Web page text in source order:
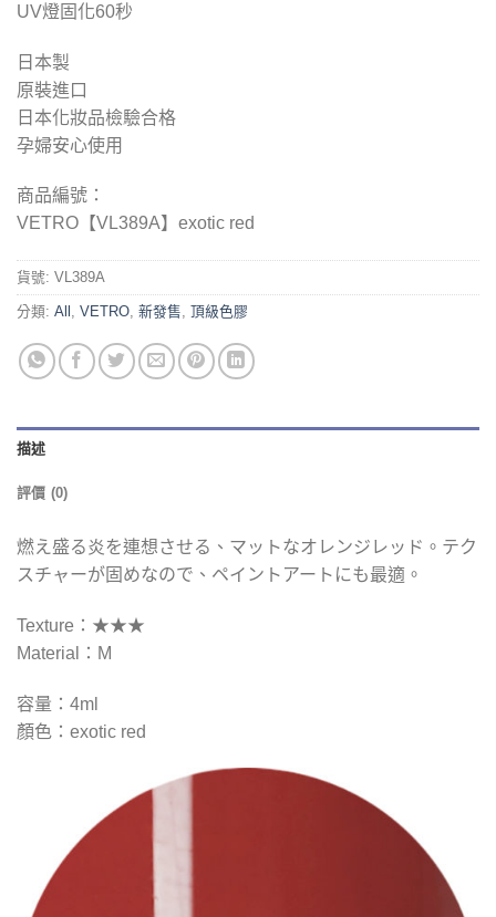
UV燈固化60秒
日本製
原裝進口
日本化妝品檢驗合格
孕婦安心使用
商品編號：
VETRO【VL389A】exotic red
貨號: VL389A
分類: All , VETRO, 新發售, 頂級色膠
描述
評價 (0)
燃え盛る炎を連想させる、マットなオレンジレッド。テク
スチャーが固めなので、ペイントアートにも最適。
Texture：★★★
Material：M
容量：4ml
顏色：exotic red